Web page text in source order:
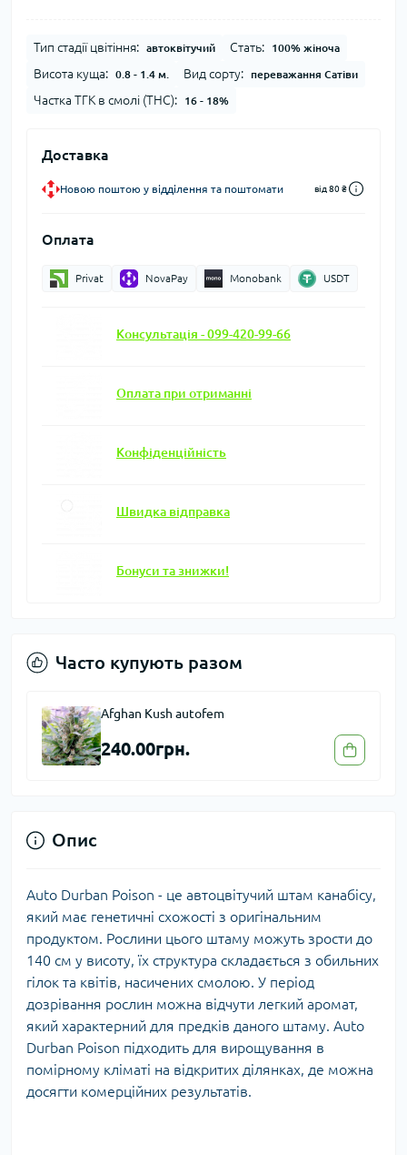
Тип стадії цвітіння: автоквітучий Стать: 100% жіноча
Висота куща: 0.8 - 1.4 м. Вид сорту: переважання Сатіви
Частка ТГК в смолі (THC): 16 - 18%
Доставка
Новою поштою у відділення та поштомати від 80 ₴
Оплата
Privat NovaPay Monobank USDT
Консультація - 099-420-99-66
Оплата при отриманні
Конфіденційність
Швидка відправка
Бонуси та знижки!
Часто купують разом
Afghan Kush autofem
240.00грн.
Опис
Auto Durban Poison - це автоцвітучий штам канабісу,
який має генетичні схожості з оригінальним
продуктом. Рослини цього штаму можуть зрости до
140 см у висоту, їх структура складається з обильних
гілок та квітів, насичених смолою. У період
дозрівання рослин можна відчути легкий аромат,
який характерний для предків даного штаму. Auto
Durban Poison підходить для вирощування в
помірному кліматі на відкритих ділянках, де можна
досягти комерційних результатів.